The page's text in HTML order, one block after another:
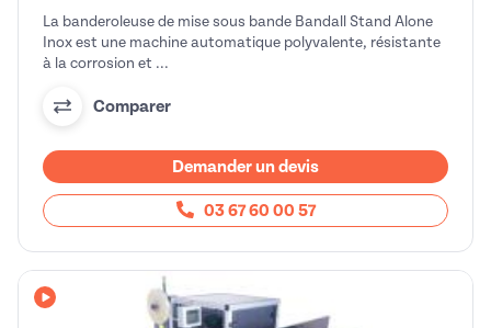
La banderoleuse de mise sous bande Bandall Stand Alone
Inox est une machine automatique polyvalente, résistante
à la corrosion et ...
Comparer
Demander un devis
03 67 60 00 57
Avec vidéo